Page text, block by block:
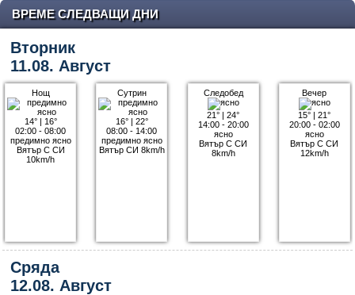
ВРЕМЕ СЛЕДВАЩИ ДНИ
Вторник
11.08. Август
Нощ
14°| 16°
02:00 - 08:00
предимно ясно
Вятър С СИ
10km/h
Сутрин
16°| 22°
08:00 - 14:00
предимно ясно
Вятър СИ 8km/h
Следобед
21° |24°
14:00 - 20:00
ясно
Вятър С СИ
8km/h
Вечер
15° |21°
20:00 - 02:00
ясно
Вятър С СИ
12km/h
Сряда
12.08. Август